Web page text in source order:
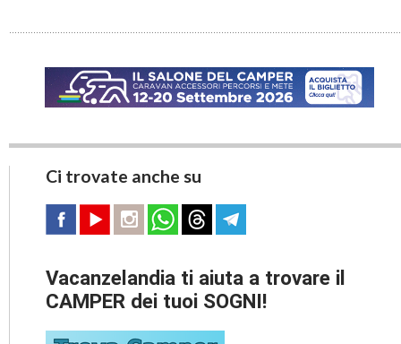
Ci trovate anche su
Vacanzelandia ti aiuta a trovare il
CAMPER dei tuoi SOGNI!